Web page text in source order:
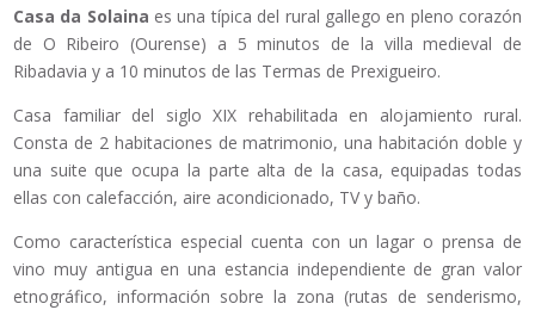
Casa da Solaina es una típica del rural gallego en pleno corazón
de O Ribeiro (Ourense) a 5 minutos de la villa medieval de
Ribadavia y a 10 minutos de las Termas de Prexigueiro.
Casa familiar del siglo XIX rehabilitada en alojamiento rural.
Consta de 2 habitaciones de matrimonio, una habitación doble y
una suite que ocupa la parte alta de la casa, equipadas todas
ellas con calefacción, aire acondicionado, TV y baño.
Como característica especial cuenta con un lagar o prensa de
vino muy antigua en una estancia independiente de gran valor
etnográfico, información sobre la zona (rutas de senderismo,